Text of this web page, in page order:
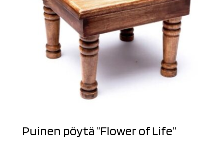
Puinen pöytä ”Flower of Life”